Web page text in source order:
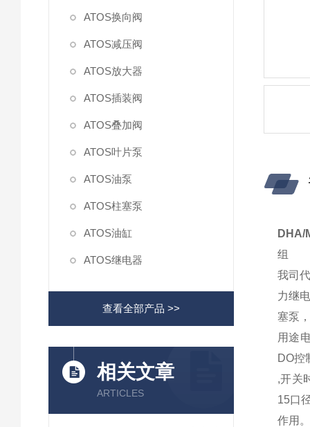
ATOS换向阀
ATOS减压阀
ATOS放大器
ATOS插装阀
ATOS叠加阀
ATOS叶片泵
ATOS油泵
ATOS柱塞泵
ATOS油缸
ATOS继电器
查看全部产品 >>
相关文章
ARTICLES
DHA/
组
我司
力继
塞泵
用途
DO控
,开关
15口
作用